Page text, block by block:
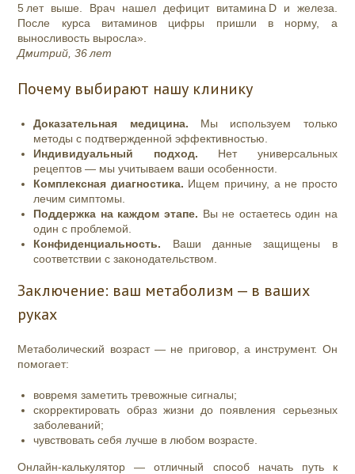
5 лет выше. Врач нашел дефицит витамина D и железа.
После курса витаминов цифры пришли в норму, а
выносливость выросла».
Дмитрий, 36 лет
Почему выбирают нашу клинику
Доказательная медицина. Мы используем только
методы с подтвержденной эффективностью.
Индивидуальный подход. Нет универсальных
рецептов — мы учитываем ваши особенности.
Комплексная диагностика. Ищем причину, а не просто
лечим симптомы.
Поддержка на каждом этапе. Вы не остаетесь один на
один с проблемой.
Конфиденциальность. Ваши данные защищены в
соответствии с законодательством.
Заключение: ваш метаболизм — в ваших
руках
Метаболический возраст — не приговор, а инструмент. Он
помогает:
вовремя заметить тревожные сигналы;
скорректировать образ жизни до появления серьезных
заболеваний;
чувствовать себя лучше в любом возрасте.
Онлайн‑калькулятор — отличный способ начать путь к